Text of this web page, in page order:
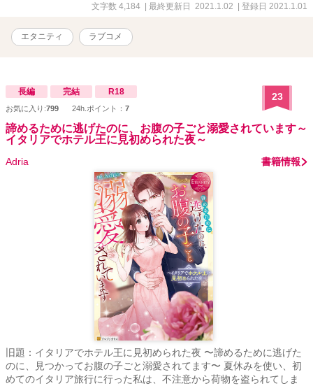
文字数 4,184 | 最終更新日 2021.1.02 | 登録日 2021.1.01
エタニティ ラブコメ
長編 完結 R18
お気に入り:799 24h.ポイント： 7
23
諦めるために逃げたのに、お腹の子ごと溺愛されています～
イタリアでホテル王に見初められた夜～
Adria 書籍情報
旧題：イタリアでホテル王に見初められた夜 〜諦めるために逃げた
のに、見つかってお腹の子ごと溺愛されてます〜 夏休みを使い、初
めてのイタリア旅行に行った私は、不注意から荷物を盗られてしま